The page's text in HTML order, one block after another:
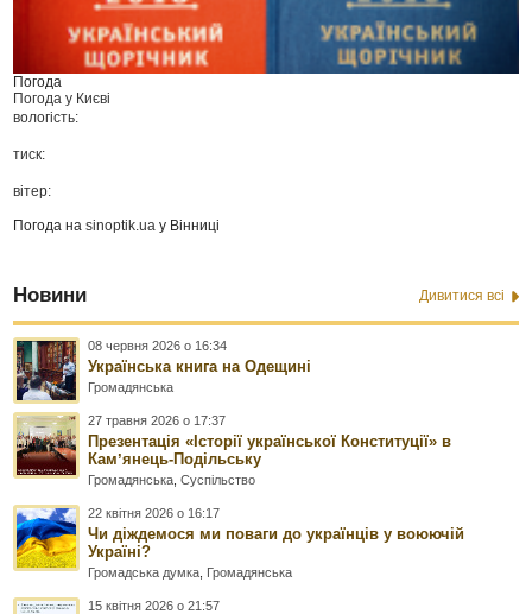
Погода
Погода у Києві
вологість:
тиск:
вітер:
Погода наsinoptik.ua у Вінниці
Новини Дивитися всі
08 червня 2026 о 16:34
Українська книга на Одещині
Громадянська
27 травня 2026 о 17:37
Презентація «Історії української Конституції» в
Камʼянець-Подільську
Громадянська ,Суспільство
22 квітня 2026 о 16:17
Чи діждемося ми поваги до українців у воюючій
Україні?
Громадська думка Громадянська
15 квітня 2026 о 21:57